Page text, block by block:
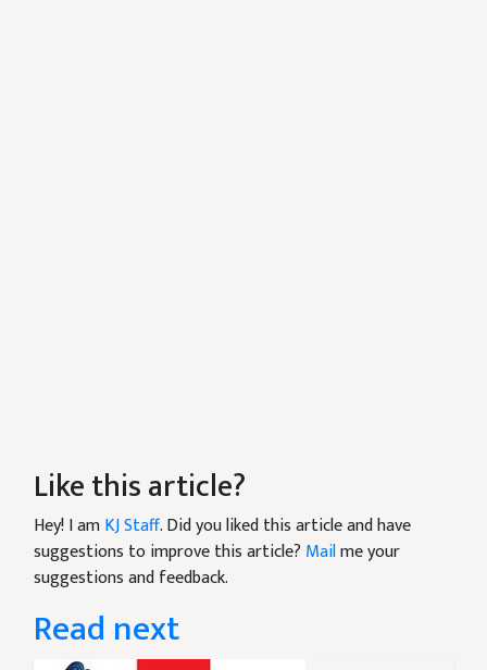
Like this article?
Hey! I amKJ Staff. Did you liked this article and have
suggestions to improve this article? Mailme your
suggestions and feedback.
Read next